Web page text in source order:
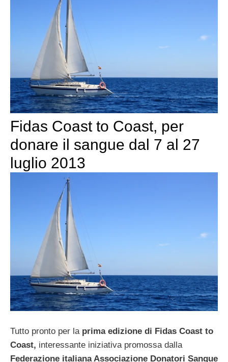
Fidas Coast to Coast, per
donare il sangue dal 7 al 27
luglio 2013
Tutto pronto per la prima edizione di Fidas Coast to
Coast, interessante iniziativa promossa dalla
Federazione italiana Associazione Donatori Sangue